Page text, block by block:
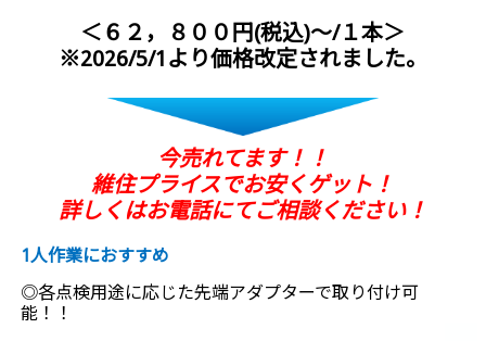
＜６２，８００円(税込)～/１本＞
※2026/5/1より価格改定されました。
今売れてます！！
維住プライスでお安くゲット！
詳しくはお電話にてご相談ください！
1人作業におすすめ
◎各点検用途に応じた先端アダプターで取り付け可
能！！